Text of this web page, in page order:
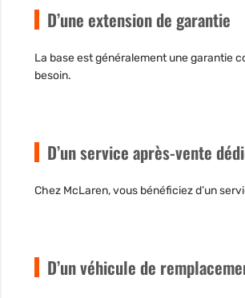
D’une extension de garantie
La base est généralement une garantie
besoin.
D’un service après-vente
Chez McLaren, vous bénéficiez d’un
D’un véhicule de